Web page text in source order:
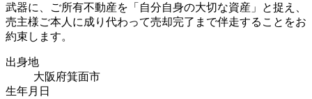
武器に、ご所有不動産を「自分自身の大切な資産」と捉え、
売主様ご本人に成り代わって売却完了まで伴走することをお
約束します。
出身地
大阪府箕面市
生年月日